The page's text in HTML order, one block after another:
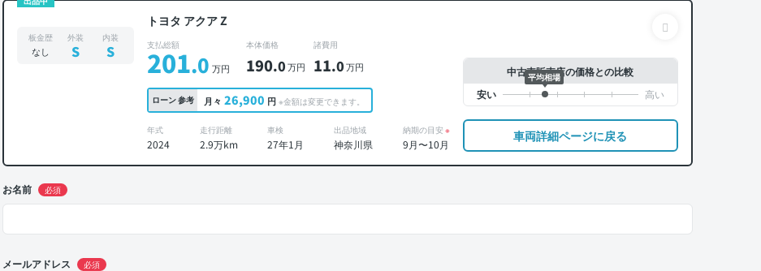
トヨタ アクア Z
板金歴
なし
外装
S
内装
S 支払総額
201.0 万円
本体価格
190.0万円
諸費用
11.0万円
ローン参考 月々 26,900 円 ※金額は変更できます。
年式
2024
走行距離
2.9万km
車検
27年1月
出品地域
神奈川県
納期の目安 ※
9月〜10月
中古車販売店の価格との比較
平均相場
車両詳細ページに戻る
お名前 必須
メールアドレス 必須